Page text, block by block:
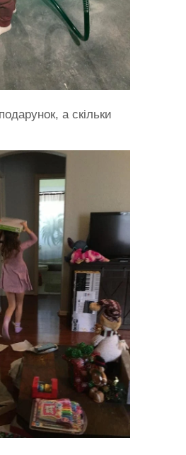
а скільки